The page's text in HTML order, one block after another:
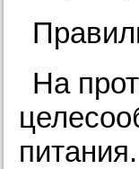
На
питания.